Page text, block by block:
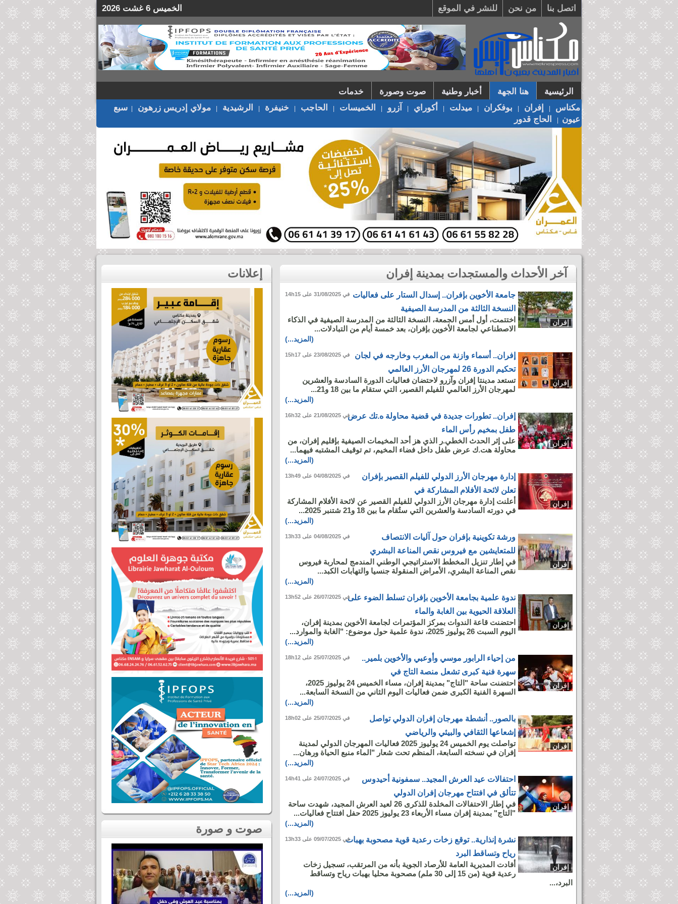
اتصل بنا من نحن للنشر في الموقع الخميس 6 غشت 2026
الرئيسية
هنا الجهة
مكناس
إفران بوفكران ميدلت أكوراي آزرو الخميسات الحاجب خنيفرة الرشيدية مولاي إدريس زرهون
سبع
عيون
الحاج قدور
أخبار وطنية صوت وصورة خدمات
إفران
جامعة الأخوين بإفران.. إسدال الستار على فعاليات
النسخة الثالثة من المدرسة الصيفية
اختتمت، أول أمس الجمعة، النسخة الثالثة من المدرسة الصيفية في الذكاء
الاصطناعي لجامعة الأخوين بإفران، بعد خمسة أيام من التبادلات...
(المزيد...)
في 31/08/2025 على 14h15
إفران
إفران.. أسماء وازنة من المغرب وخارجه في لجان
تحكيم الدورة 26 لمهرجان الأرز العالمي
تستعد مدينتا إفران وآزرو لاحتضان فعاليات الدورة السادسة والعشرين
لمهرجان الأرز العالمي للفيلم القصير، التي ستقام ما بين 18 و21...
(المزيد...)
في 23/08/2025 على 15h17
إفران
إفران.. تطورات جديدة في قضية محاولة ه.تك عرض
طفل بمخيم رأس الماء
على إثر الحدث الخطي.ر الذي هز أحد المخيمات الصيفية بإقليم إفران، من
محاولة هت.ك عرض طفل داخل فضاء المخيم، تم توقيف المشتبه فيهما...
(المزيد...)
في 21/08/2025 على 16h32
إفران
إدارة مهرجان الأرز الدولي للفيلم القصير بإفران
تعلن لائحة الأفلام المشاركة في
أعلنت إدارة مهرجان الأرز الدولي للفيلم القصير عن لائحة الأفلام المشاركة
في دورته السادسة والعشرين التي ستُقام ما بين 18 و21 شتنبر 2025...
(المزيد...)
في 04/08/2025 على 13h49
إفران
ورشة تكوينية بإفران حول آليات الانتصاف
للمتعايشين مع فيروس نقص المناعة البشري
في إطار تنزيل المخطط الاستراتيجي الوطني المندمج لمحاربة فيروس
نقص المناعة البشري، الأمراض المنقولة جنسيا والتهابات الكبد...
(المزيد...)
في 04/08/2025 على 13h33
إفران
ندوة علمية بجامعة الأخوين بإفران تسلط الضوء على
العلاقة الحيوية بين الغابة والماء
احتضنت قاعة الندوات بمركز المؤتمرات لجامعة الأخوين بمدينة إفران،
اليوم السبت 26 يوليوز 2025، ندوة علمية حول موضوع: "الغابة والموارد...
(المزيد...)
في 26/07/2025 على 13h52
إفران
من إحياء الرابور موسي وأوعبي والأخوين بلمير..
سهرة فنية كبرى تشعل منصة التاج في
احتضنت ساحة "التاج" بمدينة إفران، مساء الخميس 24 يوليوز 2025،
السهرة الفنية الكبرى ضمن فعاليات اليوم الثاني من النسخة السابعة...
(المزيد...)
في 25/07/2025 على 18h12
إفران
بالصور.. أنشطة مهرجان إفران الدولي تواصل
إشعاعها الثقافي والبيئي والرياضي
تواصلت يوم الخميس 24 يوليوز 2025 فعاليات المهرجان الدولي لمدينة
إفران في نسخته السابعة، المنظم تحت شعار "الماء منبع الحياة ورهان...
(المزيد...)
في 25/07/2025 على 18h02
إفران
احتفالات عيد العرش المجيد.. سمفونية أحيدوس
تتألق في افتتاح مهرجان إفران الدولي
في إطار الاحتفالات المخلدة للذكرى 26 لعيد العرش المجيد، شهدت ساحة
"التاج" بمدينة إفران مساء الأربعاء 23 يوليوز 2025 حفل افتتاح فعاليات...
(المزيد...)
في 24/07/2025 على 14h41
إفران
نشرة إنذارية.. توقع زخات رعدية قوية مصحوبة بهبات
رياح وتساقط البرد
أفادت المديرية العامة للأرصاد الجوية بأنه من المرتقب، تسجيل زخات
رعدية قوية (من 15 إلى 30 ملم) مصحوبة محليا بهبات رياح وتساقط
البرد،...
(المزيد...)
في 09/07/2025 على 13h33